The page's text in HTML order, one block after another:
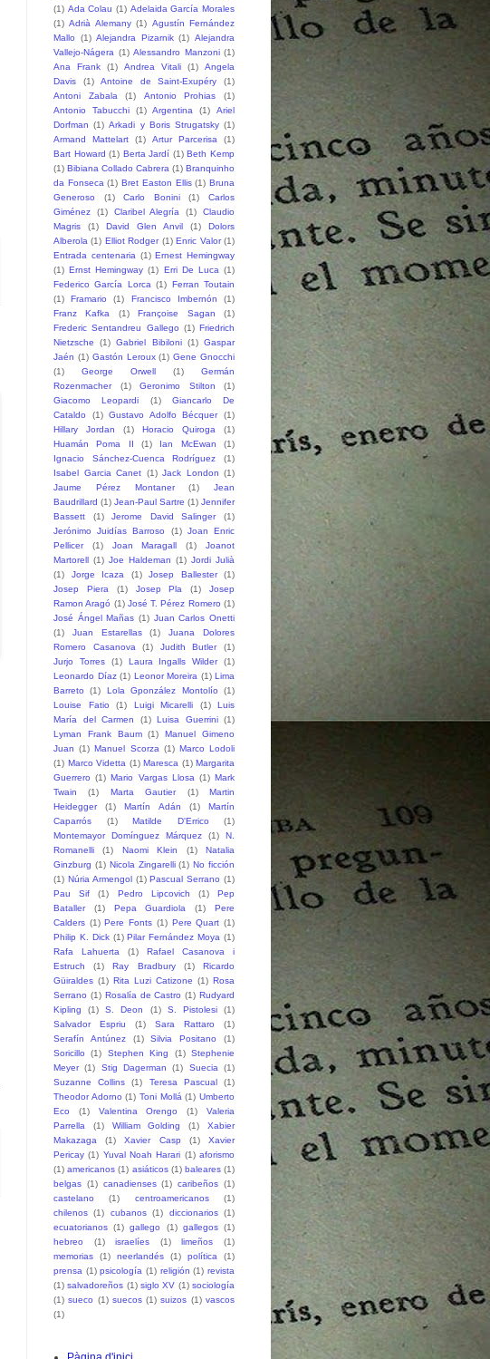
(1) Ada Colau (1) Adelaida García Morales
(1) Adrià Alemany (1) Agustín Fernández
Mallo
(1) Alejandra Pizarnik (1) Alejandra
Vallejo-Nágera (1) Alessandro Manzoni (1)
Ana Frank
(1) Andrea Vitali (1)
Angela
Davis
(1) Antoine de Saint-Exupéry
(1)
Antoni Zabala
(1) Antonio Prohias
(1)
Antonio Tabucchi
(1) Argentina (1)
Ariel
Dorfman (1) Arkadi y Boris Strugatsky (1)
Armand Mattelart
(1) Artur Parcerisa
(1)
Bart Howard (1) Berta Jardí (1) Beth Kemp
(1) Bibiana Collado Cabrera (1) Branquinho
da Fonseca (1) Bret Easton Ellis (1) Bruna
Generoso
(1) Carlo Bonini (1)
Carlos
Giménez
(1) Claribel Alegría (1)
Claudio
Magris
(1) David Glen Anvil (1)
Dolors
Alberola (1) Elliot Rodger (1) Enric Valor (1)
Entrada centenaria (1) Ernest Hemingway
(1) Ernst Hemingway (1) Erri De Luca (1)
Federico García Lorca (1) Ferran Toutain
(1)
Framario (1) Francisco Imbernón
(1)
Franz Kafka
(1) Françoise Sagan
(1)
Frederic Sentandreu Gallego (1) Friedrich
Nietzsche
(1) Gabriel Bibiloni (1) Gaspar
Jaén (1) Gastón Leroux (1) Gene Gnocchi
(1)
George Orwell (1)
Germán
Rozenmacher
(1) Geronimo Stilton
(1)
Giacomo Leopardi
(1)
Giancarlo De
Cataldo
(1) Gustavo Adolfo Bécquer
(1)
Hillary Jordan
(1) Horacio Quiroga
(1)
Huamán Poma II
(1) Ian McEwan
(1)
Ignacio Sánchez-Cuenca Rodríguez
(1)
Isabel Garcia Canet (1) Jack London (1)
Jaume Pérez Montaner
(1)
Jean
Baudrillard (1) Jean-Paul Sartre (1) Jennifer
Bassett
(1) Jerome David Salinger
(1)
Jerónimo Juidías Barroso
(1) Joan Enric
Pellicer
(1) Joan Maragall (1)
Joanot
Martorell (1) Joe Haldeman (1) Jordi Julià
(1)
Jorge Icaza (1) Josep Ballester
(1)
Josep Piera
(1) Josep Pla (1)
Josep
Ramon Aragó (1) José T. Pérez Romero (1)
José Ángel Mañas (1) Juan Carlos Onetti
(1)
Juan Estarellas (1)
Juana Dolores
Romero Casanova
(1) Judith Butler
(1)
Jurjo Torres
(1) Laura Ingalls Wilder
(1)
Leonardo Díaz (1) Leonor Moreira (1) Lima
Barreto
(1) Lola Gponzález Montolío
(1)
Louise Fatio
(1) Luigi Micarelli (1)
Luis
María del Carmen
(1) Luisa Guerrini (1)
Lyman Frank Baum
(1)
Manuel Gimeno
Juan (1) Manuel Scorza (1) Marco Lodoli
(1) Marco Videtta (1) Maresca (1) Margarita
Guerrero (1) Mario Vargas Llosa (1) Mark
Twain
(1) Marta Gautier (1)
Martin
Heidegger
(1) Martín Adán (1)
Martín
Caparrós
(1) Matilde D'Errico
(1)
Montemayor Domínguez Márquez
(1)
N.
Romanelli
(1) Naomi Klein (1)
Natalia
Ginzburg (1) Nicola Zingarelli (1) No ficción
(1) Núria Armengol (1) Pascual Serrano (1)
Pau Sif
(1) Pedro Lipcovich (1)
Pep
Bataller
(1) Pepa Guardiola (1)
Pere
Calders (1) Pere Fonts (1) Pere Quart (1)
Philip K. Dick (1) Pilar Fernández Moya (1)
Rafa Lahuerta
(1)
Rafael Casanova i
Estruch
(1) Ray Bradbury (1)
Ricardo
Güiraldes (1) Rita Luzi Catizone (1) Rosa
Serrano (1) Rosalía de Castro (1) Rudyard
Kipling
(1) S. Deon (1) S. Pistolesi
(1)
Salvador Espriu
(1) Sara Rattaro
(1)
Serafín Antúnez
(1) Silvia Positano
(1)
Soricillo
(1) Stephen King (1) Stephenie
Meyer (1) Stig Dagerman (1) Suecia
(1)
Suzanne Collins
(1) Teresa Pascual
(1)
Theodor Adorno (1) Toni Mollá (1) Umberto
Eco
(1) Valentina Orengo (1)
Valeria
Parrella
(1) William Golding (1)
Xabier
Makazaga
(1) Xavier Casp (1)
Xavier
Pericay (1) Yuval Noah Harari (1) aforismo
(1) americanos (1) asiáticos (1) baleares (1)
belgas (1) canadienses (1) caribeños (1)
castelano
(1) centroamericanos
(1)
chilenos (1) cubanos (1) diccionarios (1)
ecuatorianos (1) gallego (1) gallegos (1)
hebreo
(1) israelíes (1) limeños
(1)
memorias
(1) neerlandés (1) política
(1)
prensa (1) psicología (1) religión (1) revista
(1) salvadoreños (1) siglo XV (1) sociología
(1) sueco (1) suecos (1) suizos (1) vascos
(1)